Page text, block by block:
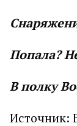
Попала?
В полку
Источник: